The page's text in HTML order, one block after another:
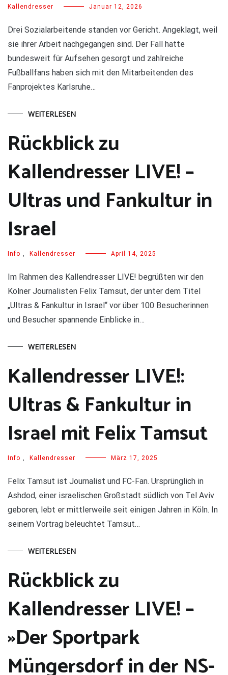
Kallendresser Januar 12, 2026
Drei Sozialarbeitende standen vor Gericht. Angeklagt, weil
sie ihrer Arbeit nachgegangen sind. Der Fall hatte
bundesweit für Aufsehen gesorgt und zahlreiche
Fußballfans haben sich mit den Mitarbeitenden des
Fanprojektes Karlsruhe…
WEITERLESEN
Rückblick zu
Kallendresser LIVE! –
Ultras und Fankultur in
Israel
Info , Kallendresser April 14, 2025
Im Rahmen des Kallendresser LIVE! begrüßten wir den
Kölner Journalisten Felix Tamsut, der unter dem Titel
„Ultras & Fankultur in Israel“ vor über 100 Besucherinnen
und Besucher spannende Einblicke in…
WEITERLESEN
Kallendresser LIVE!:
Ultras & Fankultur in
Israel mit Felix Tamsut
Info , Kallendresser März 17, 2025
Felix Tamsut ist Journalist und FC-Fan. Ursprünglich in
Ashdod, einer israelischen Großstadt südlich von Tel Aviv
geboren, lebt er mittlerweile seit einigen Jahren in Köln. In
seinem Vortrag beleuchtet Tamsut…
WEITERLESEN
Rückblick zu
Kallendresser LIVE! –
»Der Sportpark
Müngersdorf in der NS-